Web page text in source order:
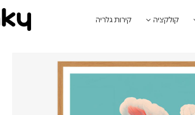
קולקציה קירות גלריה